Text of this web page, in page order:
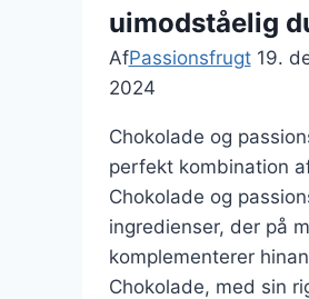
dage
uimodståelig
AfPassionsfrugt 19.
2024
Chokolade og
perfekt kombination
Chokolade og
ingredienser, der på
komplementerer
Chokolade, med sin